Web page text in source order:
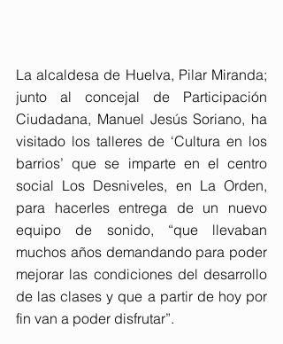
La alcaldesa de Huelva, Pilar Miranda;
junto al concejal de Participación
Ciudadana, Manuel Jesús Soriano, ha
visitado los talleres de ‘Cultura en los
barrios’ que se imparte en el centro
social Los Desniveles, en La Orden,
para hacerles entrega de un nuevo
equipo de sonido, “que llevaban
muchos años demandando para poder
mejorar las condiciones del desarrollo
de las clases y que a partir de hoy por
fin van a poder disfrutar”.